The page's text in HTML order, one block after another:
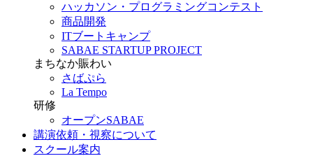
ハッカソン・プログラミングコンテスト
商品開発
ITブートキャンプ
SABAE STARTUP PROJECT
まちなか賑わい
さばぷら
La Tempo
研修
オープンSABAE
講演依頼・視察について
スクール案内